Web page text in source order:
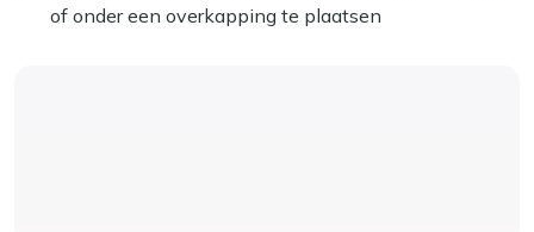
of onder een overkapping te plaatsen